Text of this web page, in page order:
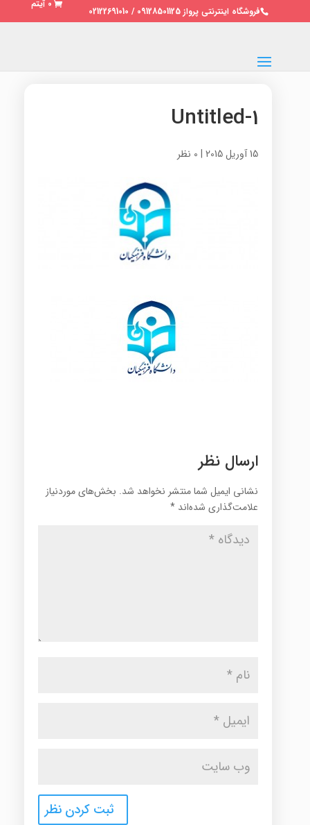
فروشگاه اینترنتی پرواز 09128501125 / 02122691010
0 آیتم
Untitled-1
15 آوریل 2015 | 0 نظر
ارسال نظر
نشانی ایمیل شما منتشر نخواهد شد. بخش‌های موردنیاز
علامت‌گذاری شده‌اند *